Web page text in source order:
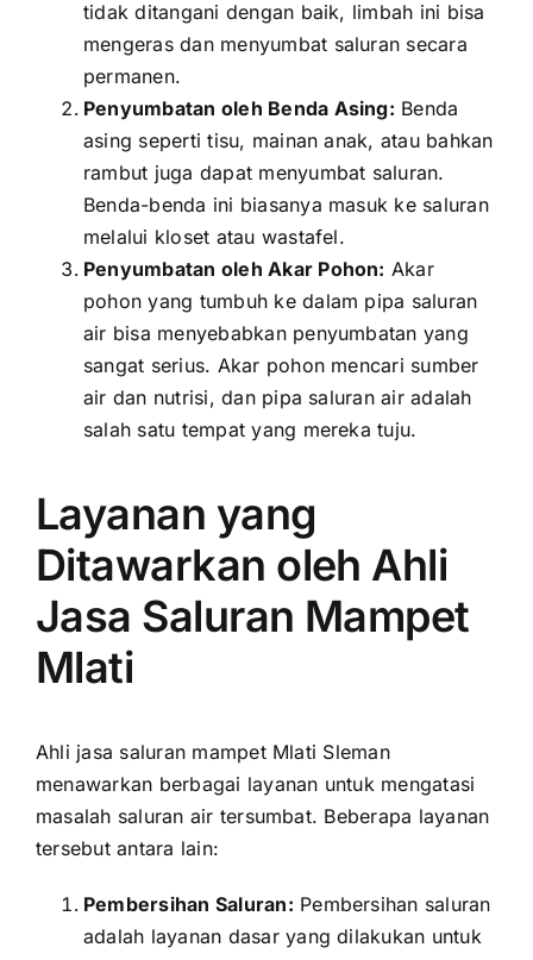
tidak ditangani dengan baik, limbah ini bisa
mengeras dan menyumbat saluran secara
permanen.
Penyumbatan oleh Benda Asing: Benda
asing seperti tisu, mainan anak, atau bahkan
rambut juga dapat menyumbat saluran.
Benda-benda ini biasanya masuk ke saluran
melalui kloset atau wastafel.
Penyumbatan oleh Akar Pohon: Akar
pohon yang tumbuh ke dalam pipa saluran
air bisa menyebabkan penyumbatan yang
sangat serius. Akar pohon mencari sumber
air dan nutrisi, dan pipa saluran air adalah
salah satu tempat yang mereka tuju.
Layanan yang
Ditawarkan oleh Ahli
Jasa Saluran Mampet
Mlati
Ahli jasa saluran mampet Mlati Sleman
menawarkan berbagai layanan untuk mengatasi
masalah saluran air tersumbat. Beberapa layanan
tersebut antara lain:
Pembersihan Saluran: Pembersihan saluran
adalah layanan dasar yang dilakukan untuk